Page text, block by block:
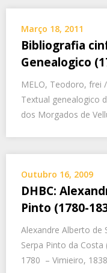
Março 18, 2011
Bibliografia
Genealogico
MELO, Teodoro, frei
Textual genealogico
dos Morgados de
Outubro 16, 2009
DHBC:
Pinto (1780-
Alexandre Alberto de
Serpa Pinto da
1780 – Vimieiro,